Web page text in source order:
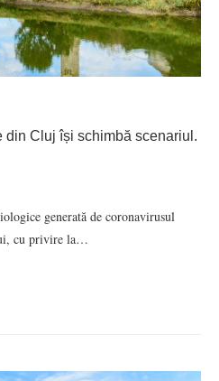
din Cluj își schimbă scenariul.
generată de coronavirusul
cu privire la…